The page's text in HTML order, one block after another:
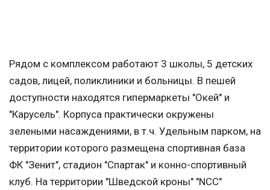
Рядом с комплексом работают 3 школы, 5 детских
садов, лицей, поликлиники и больницы. В пешей
доступности находятся гипермаркеты "Окей" и
"Карусель". Корпуса практически окружены
зелеными насаждениями, в т.ч. Удельным парком, на
территории которого размещена спортивная база
ФК "Зенит", стадион "Спартак" и конно-спортивный
клуб. На территории "Шведской кроны" "NCC"